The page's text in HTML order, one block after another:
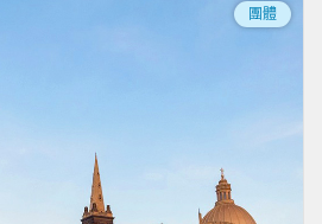
團體